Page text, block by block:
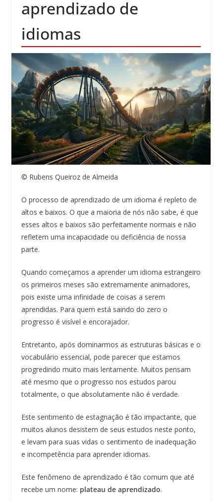
aprendizado de
idiomas
© Rubens Queiroz de Almeida
O processo de aprendizado de um idioma é repleto de
altos e baixos. O que a maioria de nós não sabe, é que
esses altos e baixos são perfeitamente normais e não
refletem uma incapacidade ou deficiência de nossa
parte.
Quando começamos a aprender um idioma estrangeiro
os primeiros meses são extremamente animadores,
pois existe uma infinidade de coisas a serem
aprendidas. Para quem está saindo do zero o
progresso é visível e encorajador.
Entretanto, após dominarmos as estruturas básicas e o
vocabulário essencial, pode parecer que estamos
progredindo muito mais lentamente. Muitos pensam
até mesmo que o progresso nos estudos parou
totalmente, o que absolutamente não é verdade.
Este sentimento de estagnação é tão impactante, que
muitos alunos desistem de seus estudos neste ponto,
e levam para suas vidas o sentimento de inadequação
e incompetência para aprender idiomas.
Este fenômeno de aprendizado é tão comum que até
recebe um nome: plateau de aprendizado.